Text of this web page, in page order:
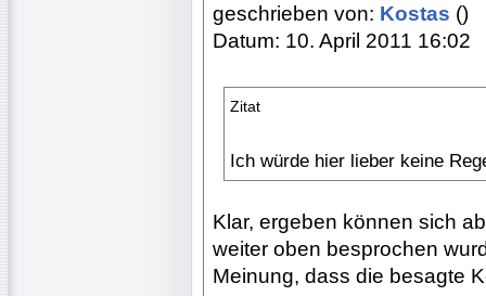
geschrieben von: Kostas ()
Datum: 10. April 2011 16:02
Zitat
Ich würde hier lieber keine
Klar, ergeben können sich
weiter oben besprochen
Meinung, dass die besagte